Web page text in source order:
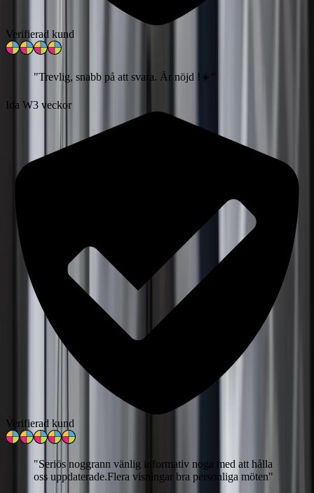
Verifierad kund
"Trevlig, snabb på att svara. Är nöjd !☀️ "
Ida W3 veckor
Verifierad kund
"Seriös noggrann vänlig informativ noga med att hålla
oss uppdaterade.Flera visningar bra personliga möten"